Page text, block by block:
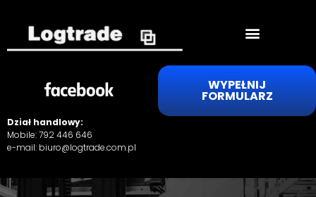
WYPEŁNIJ
FORMULARZ
Dział handlowy:
Mobile:792 446 646
e-mail: biuro@logtrade.com.pl